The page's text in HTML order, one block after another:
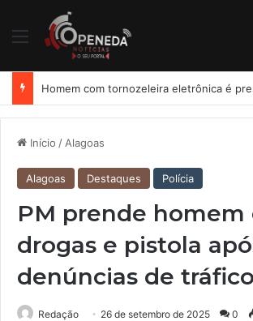
Menu
Início / Alagoas
Alagoas Destaques Polícia
PM prende homem
drogas e pistola
denúncias de tráfico
Redação 26 de setembro de 2025 0